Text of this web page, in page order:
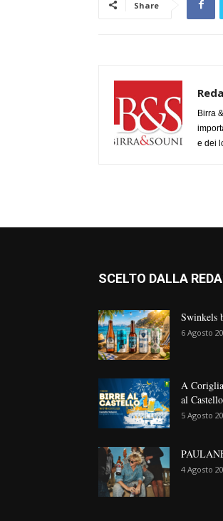
Share
Birra
e dei
SCELTO DALLA
Swinkels
6 Agosto
A
al Castello
5 Agosto
4 Agosto